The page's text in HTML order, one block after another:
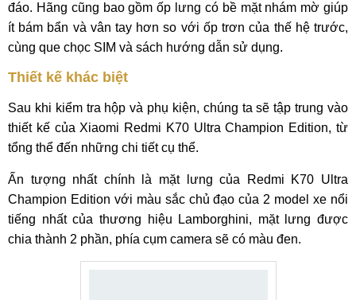
đáo. Hãng cũng bao gồm ốp lưng có bề mặt nhám mờ giúp
ít bám bẩn và vân tay hơn so với ốp trơn của thế hệ trước,
cùng que chọc SIM và sách hướng dẫn sử dụng.
Thiết kế khác biệt
Sau khi kiểm tra hộp và phụ kiện, chúng ta sẽ tập trung vào
thiết kế của Xiaomi Redmi K70 Ultra Champion Edition, từ
tổng thể đến những chi tiết cụ thể.
Ấn tượng nhất chính là mặt lưng của Redmi K70 Ultra
Champion Edition với màu sắc chủ đạo của 2 model xe nổi
tiếng nhất của thương hiệu Lamborghini, mặt lưng được
chia thành 2 phần, phía cụm camera sẽ có màu đen.